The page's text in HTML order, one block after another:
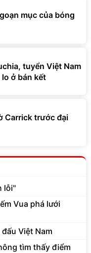
mục của bóng
tuyển Việt Nam
ở bán kết
Carrick trước đại
lỗi"
Vua phá lưới
Việt Nam
tìm thấy điểm